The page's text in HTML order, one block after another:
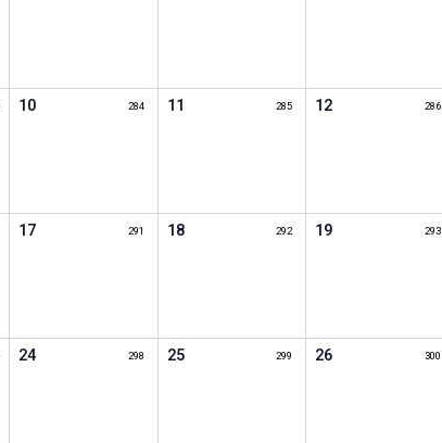
10 284 11 285 12 286
17 291 18 292 19 293
24 298 25 299 26 300